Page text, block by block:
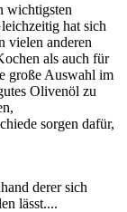
wichtigsten
hat sich
vielen anderen
als auch für
große Auswahl im
Olivenöl zu
sorgen dafür,
derer sich
lässt....